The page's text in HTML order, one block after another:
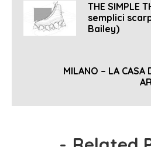
THE SIMPLE
semplici
Bailey)
MILANO – LA CASA